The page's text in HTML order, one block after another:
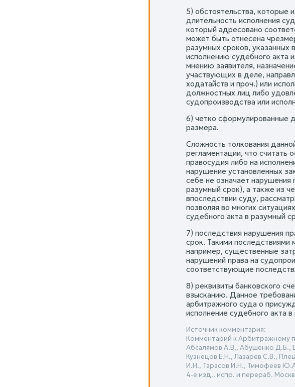
5) обстоятельства, которые
длительность исполнения
который адресовано
может быть отнесена
разумных сроков,
исполнению судебного акта
мнению заявителя,
участвующих в деле,
ходатайств и проч.) или
должностных лиц либо
судопроизводства или
6) четко сформулированные
размера.
Сложность толкования
регламентации, что считать
правосудия либо на
нарушение установленных
себе не означает нарушения
разумный срок), а также из
впоследствии суду,
позволяя во многих
судебного акта в разумный
7) последствия нарушения
срок. Такими
например, существенные
нарушений права на
соответствующие
8) реквизиты банковского
взысканию. Данное
арбитражного суда о
исполнение судебного акта
Источник комментария:
Комментарий к Арбитражному
Абсалямов А.В., Абушенко Д.Б.,
Кузнецов Е.Н., Лазарев С.В.,
И.Н., Тарасов И.Н., Тимофеев
4-е изд., испр. и перераб.